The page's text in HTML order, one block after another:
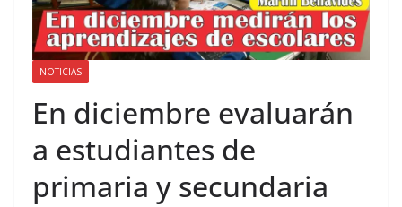
NOTICIAS
En diciembre evaluarán
a estudiantes de
primaria y secundaria